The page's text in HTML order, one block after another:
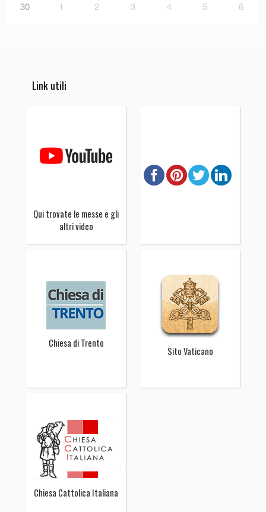
30 1 2 3 4 5 6
Link utili
Qui trovate le messe e gli
altri video
Chiesa di Trento
Sito Vaticano
Chiesa Cattolica Italiana